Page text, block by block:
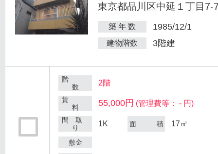
東京都品川区中延１丁目7-
築 年 数 1985/12/1
建物階数 3階建
階
数
2階
賃
料
55,000円 (管理費等： - 円)
間 取
り
1K 面 積 17㎡
敷金